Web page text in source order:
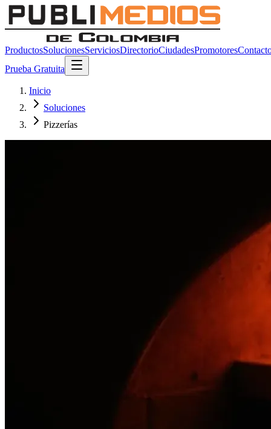
ProductosSolucionesServiciosDirectorioCiudadesPromotores
Prueba Gratuita
Inicio
Soluciones
Pizzerías